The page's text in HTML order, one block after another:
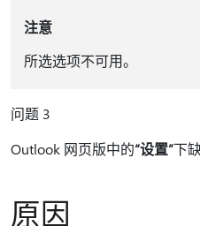
注意
所选选项不可用。
问题 3
Outlook 网页版中的“设置”下
原因